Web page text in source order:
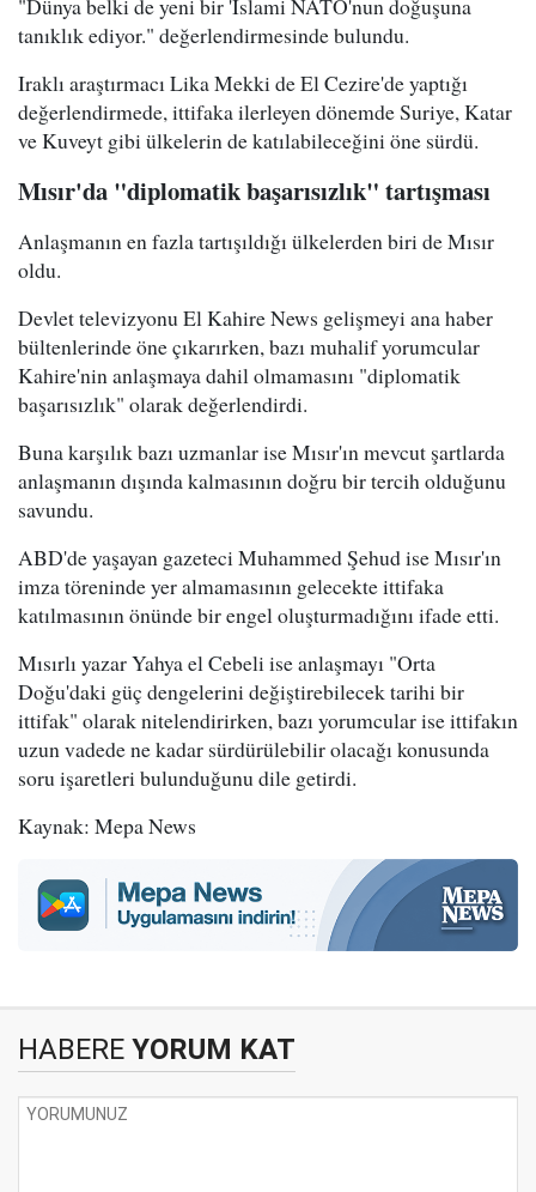
tanıklık ediyor." değerlendirmesinde bulundu.
Iraklı araştırmacı Lika Mekki de El Cezire'de yaptığı
değerlendirmede, ittifaka ilerleyen dönemde Suriye, Katar
ve Kuveyt gibi ülkelerin de katılabileceğini öne sürdü.
Mısır'da "diplomatik başarısızlık" tartışması
Anlaşmanın en fazla tartışıldığı ülkelerden biri de Mısır
oldu.
Devlet televizyonu El Kahire News gelişmeyi ana haber
bültenlerinde öne çıkarırken, bazı muhalif yorumcular
Kahire'nin anlaşmaya dahil olmamasını "diplomatik
başarısızlık" olarak değerlendirdi.
Buna karşılık bazı uzmanlar ise Mısır'ın mevcut şartlarda
anlaşmanın dışında kalmasının doğru bir tercih olduğunu
savundu.
ABD'de yaşayan gazeteci Muhammed Şehud ise Mısır'ın
imza töreninde yer almamasının gelecekte ittifaka
katılmasının önünde bir engel oluşturmadığını ifade etti.
Mısırlı yazar Yahya el Cebeli ise anlaşmayı "Orta
Doğu'daki güç dengelerini değiştirebilecek tarihi bir
ittifak" olarak nitelendirirken, bazı yorumcular ise ittifakın
uzun vadede ne kadar sürdürülebilir olacağı konusunda
soru işaretleri bulunduğunu dile getirdi.
Kaynak: Mepa News
HABERE YORUM KAT